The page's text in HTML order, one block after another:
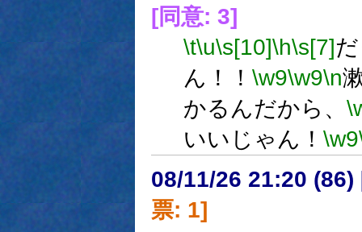
[同意: 3]
\t\u\s[10]\h\s[7]
ん！！ \w9\w9\n
かるんだから、
いいじゃん！ \w9
08/11/26 21:20 (86)
票: 1]